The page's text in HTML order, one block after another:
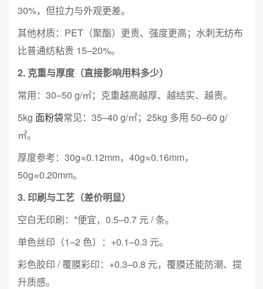
30%，但拉力与外观更差。
其他材质：PET（聚酯）更贵、强度更高；水刺无纺布
比普通纺粘贵 15–20%。
2. 克重与厚度（直接影响用料多少）
常用：30–50 g/㎡；克重越高越厚、越结实、越贵。
5kg 面粉袋常见：35–40 g/㎡；25kg 多用 50–60 g/
㎡。
厚度参考：30g≈0.12mm，40g≈0.16mm，
50g≈0.20mm。
3. 印刷与工艺（差价明显）
空白无印刷：*便宜，0.5–0.7 元 / 条。
单色丝印（1–2 色）：+0.1–0.3 元。
彩色胶印 / 覆膜彩印：+0.3–0.8 元，覆膜还能防潮、提
升质感。